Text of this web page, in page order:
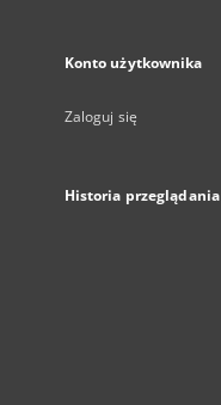
Konto użytkownika
Zaloguj się
Historia przeglądania